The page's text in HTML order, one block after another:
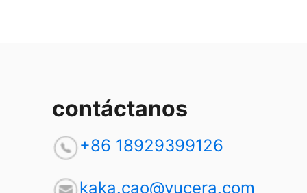
contáctanos
+86 18929399126
kaka.cao@yucera.com